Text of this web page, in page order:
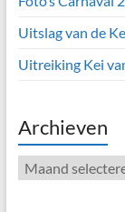
Uitslag van de
Uitreiking Kei
Archieven
Archieven